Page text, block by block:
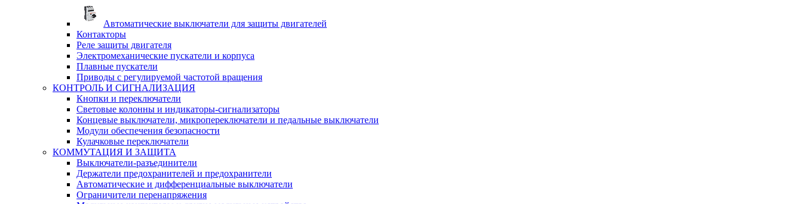
Автоматические выключатели для защиты двигателей
Контакторы
Реле защиты двигателя
Электромеханические пускатели и корпуса
Плавные пускатели
Приводы с регулируемой частотой вращения
КОНТРОЛЬ И СИГНАЛИЗАЦИЯ
Кнопки и переключатели
Световые колонны и индикаторы-сигнализаторы
Концевые выключатели, микропереключатели и педальные выключатели
Модули обеспечения безопасности
Кулачковые переключатели
КОММУТАЦИЯ И ЗАЩИТА
Выключатели-разъединители
Держатели предохранителей и предохранители
Автоматические и дифференциальные выключатели
Ограничители перенапряжения